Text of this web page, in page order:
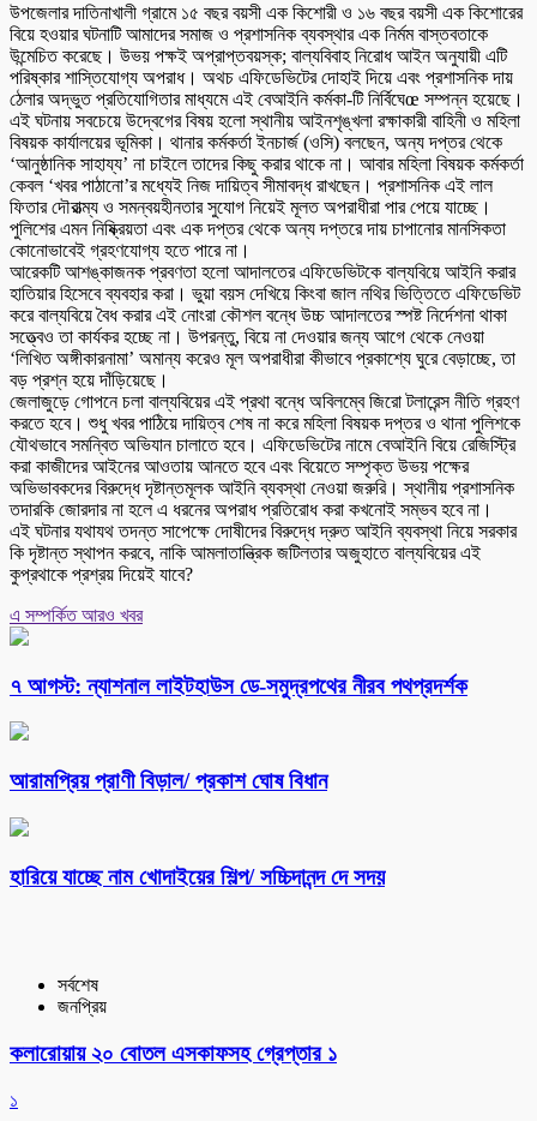
উপজেলার দাতিনাখালী গ্রামে ১৫ বছর বয়সী এক কিশোরী ও ১৬ বছর বয়সী এক কিশোরের
বিয়ে হওয়ার ঘটনাটি আমাদের সমাজ ও প্রশাসনিক ব্যবস্থার এক নির্মম বাস্তবতাকে
উন্মেচিত করেছে। উভয় পক্ষই অপ্রাপ্তবয়স্ক; বাল্যবিবাহ নিরোধ আইন অনুযায়ী এটি
পরিষ্কার শাস্তিযোগ্য অপরাধ। অথচ এফিডেভিটের দোহাই দিয়ে এবং প্রশাসনিক দায়
ঠেলার অদ্ভুত প্রতিযোগিতার মাধ্যমে এই বেআইনি কর্মকা-টি নির্বিঘেœ সম্পন্ন হয়েছে।
এই ঘটনায় সবচেয়ে উদ্বেগের বিষয় হলো স্থানীয় আইনশৃঙ্খলা রক্ষাকারী বাহিনী ও মহিলা
বিষয়ক কার্যালয়ের ভূমিকা। থানার কর্মকর্তা ইনচার্জ (ওসি) বলছেন, অন্য দপ্তর থেকে
‘আনুষ্ঠানিক সাহায্য’ না চাইলে তাদের কিছু করার থাকে না। আবার মহিলা বিষয়ক কর্মকর্তা
কেবল ‘খবর পাঠানো’র মধ্যেই নিজ দায়িত্ব সীমাবদ্ধ রাখছেন। প্রশাসনিক এই লাল
ফিতার দৌরাত্ম্য ও সমন্বয়হীনতার সুযোগ নিয়েই মূলত অপরাধীরা পার পেয়ে যাচ্ছে।
পুলিশের এমন নিষ্ক্রিয়তা এবং এক দপ্তর থেকে অন্য দপ্তরে দায় চাপানোর মানসিকতা
কোনোভাবেই গ্রহণযোগ্য হতে পারে না।
আরেকটি আশঙ্কাজনক প্রবণতা হলো আদালতের এফিডেভিটকে বাল্যবিয়ে আইনি করার
হাতিয়ার হিসেবে ব্যবহার করা। ভুয়া বয়স দেখিয়ে কিংবা জাল নথির ভিত্তিতে এফিডেভিট
করে বাল্যবিয়ে বৈধ করার এই নোংরা কৌশল বন্ধে উচ্চ আদালতের স্পষ্ট নির্দেশনা থাকা
সত্ত্বেও তা কার্যকর হচ্ছে না। উপরন্তু, বিয়ে না দেওয়ার জন্য আগে থেকে নেওয়া
‘লিখিত অঙ্গীকারনামা’ অমান্য করেও মূল অপরাধীরা কীভাবে প্রকাশ্যে ঘুরে বেড়াচ্ছে, তা
বড় প্রশ্ন হয়ে দাঁড়িয়েছে।
জেলাজুড়ে গোপনে চলা বাল্যবিয়ের এই প্রথা বন্ধে অবিলম্বে জিরো টলারেন্স নীতি গ্রহণ
করতে হবে। শুধু খবর পাঠিয়ে দায়িত্ব শেষ না করে মহিলা বিষয়ক দপ্তর ও থানা পুলিশকে
যৌথভাবে সমন্বিত অভিযান চালাতে হবে। এফিডেভিটের নামে বেআইনি বিয়ে রেজিস্ট্রি
করা কাজীদের আইনের আওতায় আনতে হবে এবং বিয়েতে সম্পৃক্ত উভয় পক্ষের
অভিভাবকদের বিরুদ্ধে দৃষ্টান্তমূলক আইনি ব্যবস্থা নেওয়া জরুরি। স্থানীয় প্রশাসনিক
তদারকি জোরদার না হলে এ ধরনের অপরাধ প্রতিরোধ করা কখনোই সম্ভব হবে না।
এই ঘটনার যথাযথ তদন্ত সাপেক্ষে দোষীদের বিরুদ্ধে দ্রুত আইনি ব্যবস্থা নিয়ে সরকার
কি দৃষ্টান্ত স্থাপন করবে, নাকি আমলাতান্ত্রিক জটিলতার অজুহাতে বাল্যবিয়ের এই
কুপ্রথাকে প্রশ্রয় দিয়েই যাবে?
এ সম্পর্কিত আরও খবর
৭ আগস্ট: ন্যাশনাল লাইটহাউস ডে-সমুদ্রপথের নীরব পথপ্রদর্শক
আরামপ্রিয় প্রাণী বিড়াল/ প্রকাশ ঘোষ বিধান
হারিয়ে যাচ্ছে নাম খোদাইয়ের শিল্প/ সচ্চিদানন্দ দে সদয়
সর্বশেষ
জনপ্রিয়
কলারোয়ায় ২০ বোতল এসকাফসহ গ্রেপ্তার ১
১